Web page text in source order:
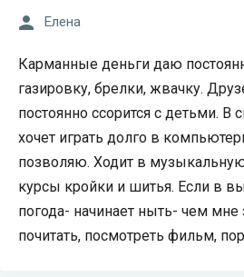
Елена
Карманные деньги даю
газировку, брелки, жвачку.
постоянно ссорится с детьми. В
хочет играть долго в
позволяю. Ходит в
курсы кройки и шитья. Если в
погода- начинает ныть- чем мне
почитать, посмотреть фильм,